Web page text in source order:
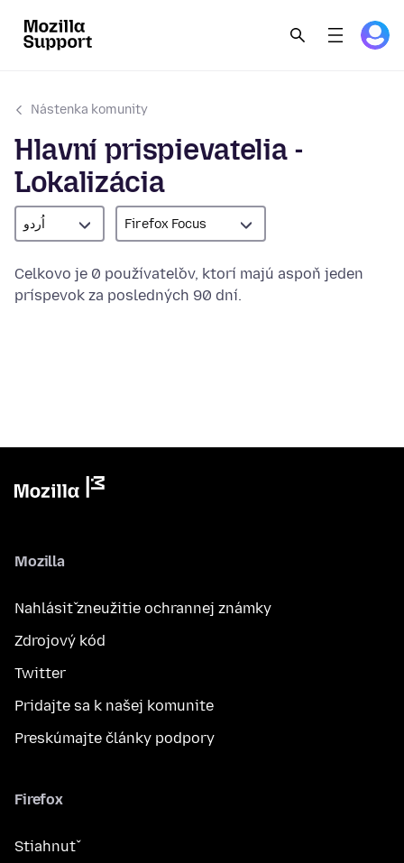
Nástenka komunity
Hlavní prispievatelia -
Lokalizácia
اُردو Firefox Focus
Celkovo je 0 používateľov, ktorí majú aspoň jeden
príspevok za posledných 90 dní.
Mozilla
Nahlásiť zneužitie ochrannej známky
Zdrojový kód
Twitter
Pridajte sa k našej komunite
Preskúmajte články podpory
Firefox
Stiahnuť